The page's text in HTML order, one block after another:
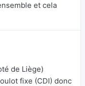
et cela
de Liège)
fixe (CDI) donc